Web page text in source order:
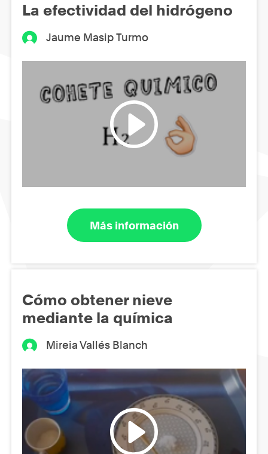
La efectividad del hidrógeno
Jaume Masip Turmo
Más información
Cómo obtener nieve
mediante la química
Mireia Vallés Blanch